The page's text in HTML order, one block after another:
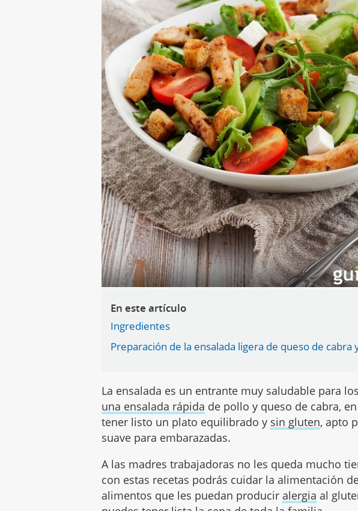
En este artículo
Ingredientes
Preparación de la ensalada ligera de queso de cabra
La ensalada es un entrante muy saludable para
una ensalada rápida de pollo y queso de cabra,
tener listo un plato equilibrado y sin gluten, apto
suave para embarazadas.
A las madres trabajadoras no les queda mucho
con estas recetas podrás cuidar la alimentación
alimentos que les puedan producir alergia al